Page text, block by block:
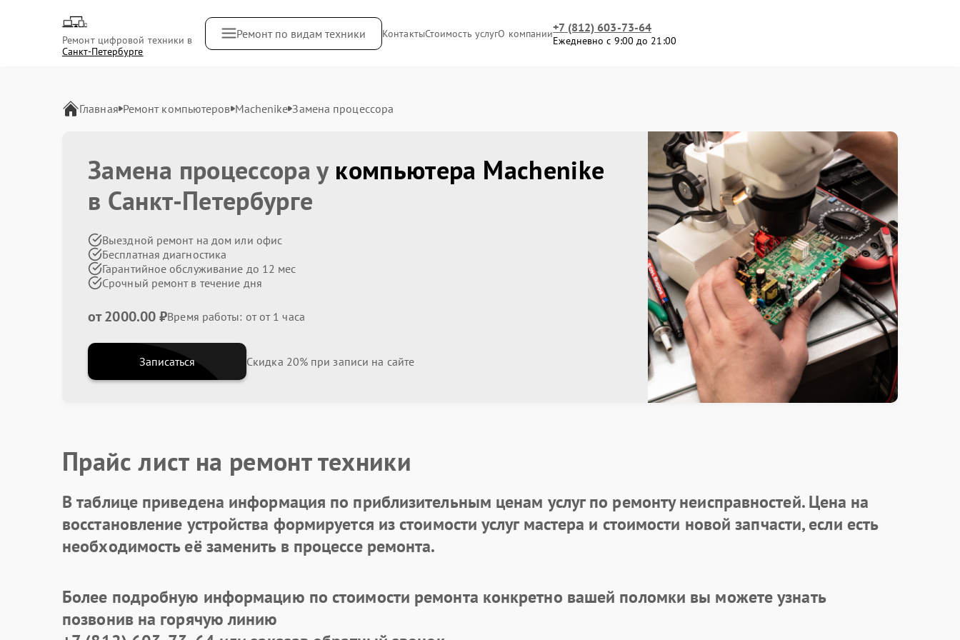
Ремонт цифровой техники в
Санкт-Петербурге
Ремонт по видам техники КонтактыСтоимость услугО компании+7 (812) 603-73-64
Ежедневно с 9:00 до 21:00
Главная Ремонт компьютеров Machenike Замена процессора
Замена процессора у компьютера Machenike
в Санкт-Петербурге
Выездной ремонт на дом или офис
Бесплатная диагностика
Гарантийное обслуживание до 12 мес
Срочный ремонт в течение дня
от 2000.00 ₽Время работы: от от 1 часа
Записаться Скидка 20% при записи на сайте
Прайс лист на ремонт техники
В таблице приведена информация по приблизительным ценам услуг по ремонту неисправностей. Цена на
восстановление устройства формируется из стоимости услуг мастера и стоимости новой запчасти, если есть
необходимость её заменить в процессе ремонта.
Более подробную информацию по стоимости ремонта конкретно вашей поломки вы можете узнать
позвонив на горячую линию